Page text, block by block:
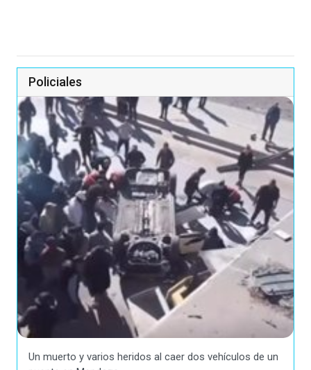
Policiales
Un muerto y varios heridos al caer dos vehículos de un